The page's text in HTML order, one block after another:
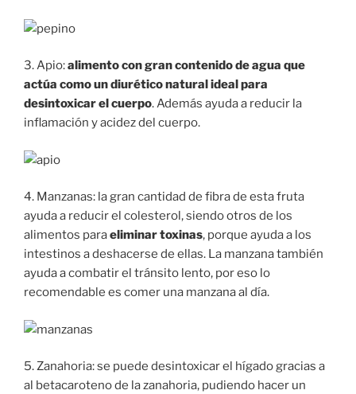
3. Apio:alimento con gran contenido de agua que
actúa como un diurético natural ideal para
desintoxicar el cuerpo. Además ayuda a reducir la
inflamación y acidez del cuerpo.
4. Manzanas: la gran cantidad de fibra de esta fruta
ayuda a reducir el colesterol, siendo otros de los
alimentos paraeliminar toxinas, porque ayuda a los
intestinos a deshacerse de ellas. La manzana también
ayuda a combatir el tránsito lento, por eso lo
recomendable es comer una manzana al día.
5. Zanahoria: se puede desintoxicar el hígado gracias a
al betacaroteno de la zanahoria, pudiendo hacer un